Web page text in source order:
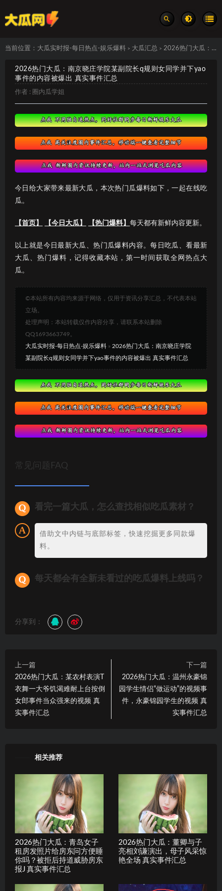
当前位置： 大瓜实时报-每日热点-娱乐爆料 > 大瓜汇总 > 2026热门大瓜：南京晓庄学院某副院长q规则女同学并下yao事件的内容被爆出 真实事件汇总
2026热门大瓜：南京晓庄学院某副院长q规则女同学并下yao
事件的内容被爆出 真实事件汇总
作者 : 圈内瓜学姐
今日给大家带来最新大瓜，本次热门瓜爆料如下，一起在线吃
瓜。
【首页】 【今日大瓜】 【热门爆料】 每天都有新鲜内容更新。
以上就是今日最新大瓜、热门瓜爆料内容。每日吃瓜、看最新
大瓜、热门爆料，记得收藏本站，第一时间获取全网热点大
瓜。
©本站所有内容均来源于网络，仅用于资讯分享汇总，不代表本站
立场。
处理声明：本站转载仅作内容分享，请联系本站删除
QQ1693663749。
大瓜实时报-每日热点-娱乐爆料 » 2026热门大瓜：南京晓庄学院
某副院长q规则女同学并下yao事件的内容被爆出 真实事件汇总
常见问题FAQ
看完一篇大瓜，怎么查找相似吃瓜素材？
借助文中内链与底部标签，快速挖掘更多同款爆
料。
每天都会有全新未看过的吃瓜爆料上线吗？
分享到：
上一篇
2026热门大瓜：某农村表演T
衣舞一大爷饥渴难耐上台按倒
女郎事件当众强来的视频 真
实事件汇总
下一篇
2026热门大瓜：温州永豪锦
园学生情侣“做运动”的视频事
件，永豪锦园学生的视频 真
实事件汇总
相关推荐
2026热门大瓜：青岛女子
租房发照片给房东问方便睡
你吗？被拒后持道威胁房东
报J 真实事件汇总
2026热门大瓜：董卿与子
亮相刘谦演出，母子风采惊
艳全场 真实事件汇总